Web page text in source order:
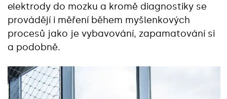
elektrody do mozku a kromě diagnostiky se
provádějí i měření během myšlenkových
procesů jako je vybavování, zapamatování si
a podobně.